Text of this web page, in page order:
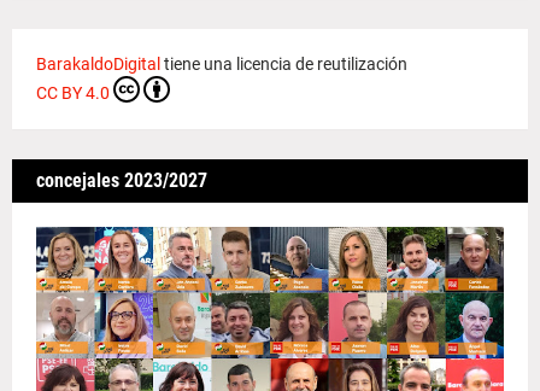
BarakaldoDigital tiene una licencia de reutilización
CC BY 4.0
concejales 2023/2027